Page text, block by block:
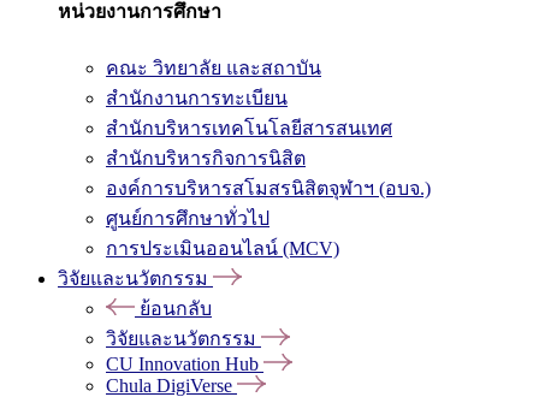
หน่วยงานการศึกษา
คณะ วิทยาลัย และสถาบัน
สำนักงานการทะเบียน
สำนักบริหารเทคโนโลยีสารสนเทศ
สำนักบริหารกิจการนิสิต
องค์การบริหารสโมสรนิสิตจุฬาฯ (อบจ.)
ศูนย์การศึกษาทั่วไป
การประเมินออนไลน์ (MCV)
วิจัยและนวัตกรรม
ย้อนกลับ
วิจัยและนวัตกรรม
CU Innovation Hub
Chula DigiVerse